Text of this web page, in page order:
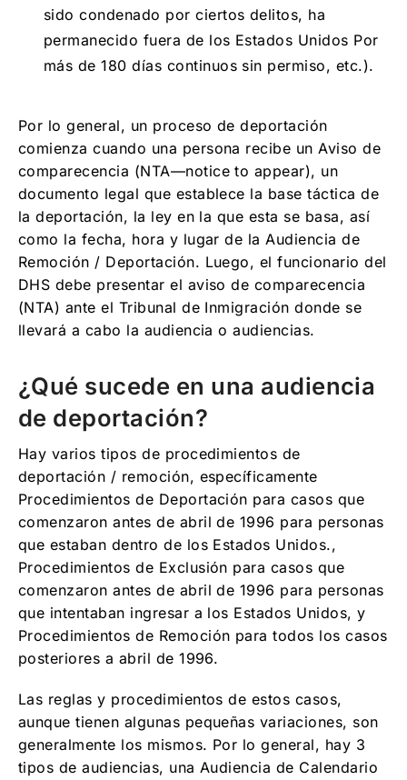
sido condenado por ciertos delitos, ha
permanecido fuera de los Estados Unidos Por
más de 180 días continuos sin permiso, etc.).
Por lo general, un proceso de deportación
comienza cuando una persona recibe un Aviso de
comparecencia (NTA—notice to appear), un
documento legal que establece la base táctica de
la deportación, la ley en la que esta se basa, así
como la fecha, hora y lugar de la Audiencia de
Remoción / Deportación. Luego, el funcionario del
DHS debe presentar el aviso de comparecencia
(NTA) ante el Tribunal de Inmigración donde se
llevará a cabo la audiencia o audiencias.
¿Qué sucede en una audiencia
de deportación?
Hay varios tipos de procedimientos de
deportación / remoción, específicamente
Procedimientos de Deportación para casos que
comenzaron antes de abril de 1996 para personas
que estaban dentro de los Estados Unidos.,
Procedimientos de Exclusión para casos que
comenzaron antes de abril de 1996 para personas
que intentaban ingresar a los Estados Unidos, y
Procedimientos de Remoción para todos los casos
posteriores a abril de 1996.
Las reglas y procedimientos de estos casos,
aunque tienen algunas pequeñas variaciones, son
generalmente los mismos. Por lo general, hay 3
tipos de audiencias, una Audiencia de Calendario